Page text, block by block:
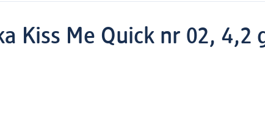
Kiss Me Quick nr 02, 4,2